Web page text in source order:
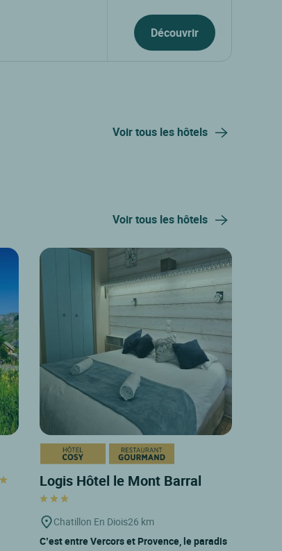
Découvrir
Voir tous les hôtels
Voir tous les hôtels
Logis Hôtel le Mont Barral
Chatillon En Diois26 km
C’est entre Vercors et Provence, le paradis